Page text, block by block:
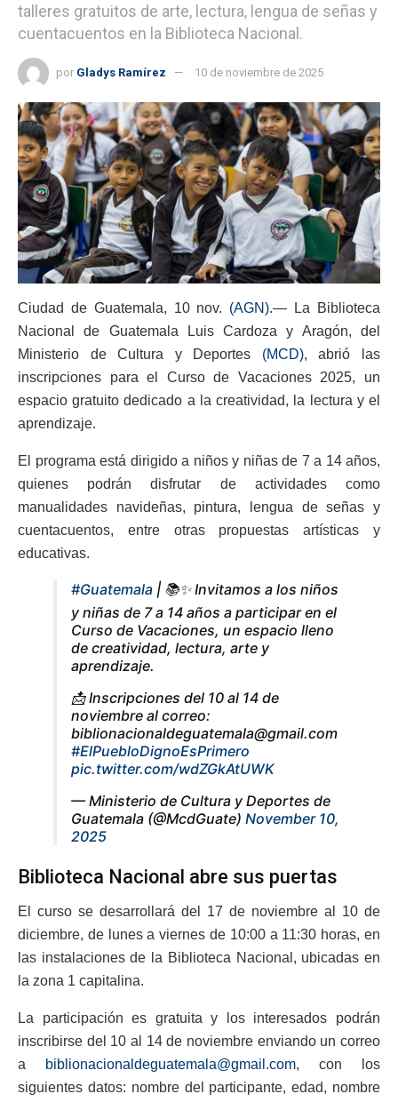
talleres gratuitos de arte, lectura, lengua de señas y
cuentacuentos en la Biblioteca Nacional.
por Gladys Ramírez 10 de noviembre de 2025
Ciudad de Guatemala, 10 nov. (AGN).— La Biblioteca
Nacional de Guatemala Luis Cardoza y Aragón, del
Ministerio de Cultura y Deportes (MCD), abrió las
inscripciones para el Curso de Vacaciones 2025, un
espacio gratuito dedicado a la creatividad, la lectura y el
aprendizaje.
El programa está dirigido a niños y niñas de 7 a 14 años,
quienes podrán disfrutar de actividades como
manualidades navideñas, pintura, lengua de señas y
cuentacuentos, entre otras propuestas artísticas y
educativas.
#Guatemala | 📚✨ Invitamos a los niños
y niñas de 7 a 14 años a participar en el
Curso de Vacaciones, un espacio lleno
de creatividad, lectura, arte y
aprendizaje.
📩 Inscripciones del 10 al 14 de
noviembre al correo:
biblionacionaldeguatemala@gmail.com
#ElPuebloDignoEsPrimero
pic.twitter.com/wdZGkAtUWK
— Ministerio de Cultura y Deportes de
Guatemala (@McdGuate) November 10,
2025
Biblioteca Nacional abre sus puertas
El curso se desarrollará del 17 de noviembre al 10 de
diciembre, de lunes a viernes de 10:00 a 11:30 horas, en
las instalaciones de la Biblioteca Nacional, ubicadas en
la zona 1 capitalina.
La participación es gratuita y los interesados podrán
inscribirse del 10 al 14 de noviembre enviando un correo
a
biblionacionaldeguatemala@gmail.com, con los
siguientes datos: nombre del participante, edad, nombre